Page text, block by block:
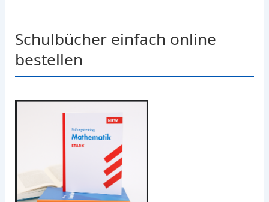
Schulbücher einfach online
bestellen